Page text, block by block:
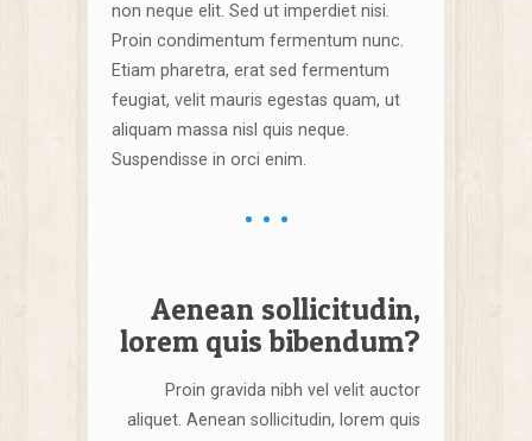
non neque elit. Sed ut imperdiet nisi.
Proin condimentum fermentum nunc.
Etiam pharetra, erat sed fermentum
feugiat, velit mauris egestas quam, ut
aliquam massa nisl quis neque.
Suspendisse in orci enim.
Aenean sollicitudin,
lorem quis bibendum?
Proin gravida nibh vel velit auctor
aliquet. Aenean sollicitudin, lorem quis